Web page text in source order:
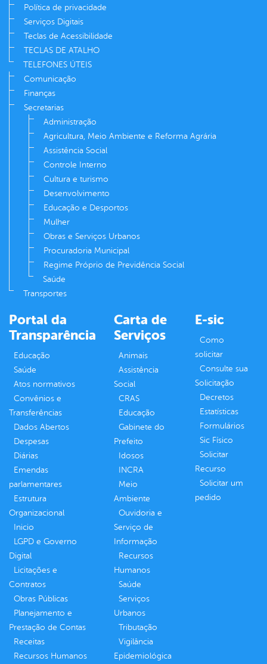
Política de privacidade
Serviços Digitais
Teclas de Acessibilidade
TECLAS DE ATALHO
TELEFONES ÚTEIS
Comunicação
Finanças
Secretarias
Administração
Agricultura, Meio Ambiente e Reforma Agrária
Assistência Social
Controle Interno
Cultura e turismo
Desenvolvimento
Educação e Desportos
Mulher
Obras e Serviços Urbanos
Procuradoria Municipal
Regime Próprio de Previdência Social
Saúde
Transportes
Portal da
Transparência
Educação
Saúde
Atos normativos
Convênios e
Transferências
Dados Abertos
Despesas
Diárias
Emendas
parlamentares
Estrutura
Organizacional
Inicio
LGPD e Governo
Digital
Licitações e
Contratos
Obras Públicas
Planejamento e
Prestação de Contas
Receitas
Recursos Humanos
Carta de
Serviços
Animais
Assistência
Social
CRAS
Educação
Gabinete do
Prefeito
Idosos
INCRA
Meio
Ambiente
Ouvidoria e
Serviço de
Informação
Recursos
Humanos
Saúde
Serviços
Urbanos
Tributação
Vigilância
Epidemiológica
E-sic
Como
solicitar
Consulte sua
Solicitação
Decretos
Estatísticas
Formulários
Sic Físico
Solicitar
Recurso
Solicitar um
pedido